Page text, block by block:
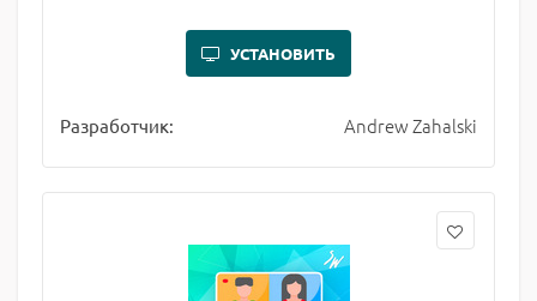
УСТАНОВИТЬ
Разработчик: Andrew Zahalski